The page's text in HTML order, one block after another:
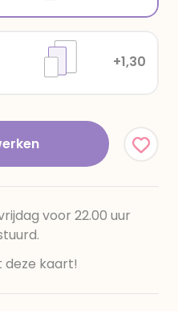
+1,30
voor 22.00 uur
deze kaart!